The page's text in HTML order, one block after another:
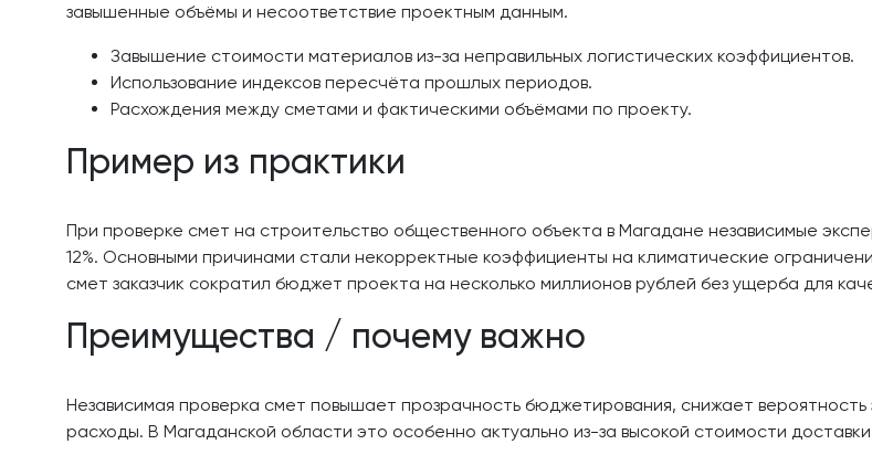
завышенные объёмы и несоответствие проектным данным.
Завышение стоимости материалов из-за неправильных логистических коэффициентов.
Использование индексов пересчёта прошлых периодов.
Расхождения между сметами и фактическими объёмами по проекту.
Пример из практики
При проверке смет на строительство общественного объекта в Магадане независимые
12%. Основными причинами стали некорректные коэффициенты на климатические
смет заказчик сократил бюджет проекта на несколько миллионов рублей без ущерба для
Преимущества / почему важно
Независимая проверка смет повышает прозрачность бюджетирования, снижает
расходы. В Магаданской области это особенно актуально из-за высокой стоимости